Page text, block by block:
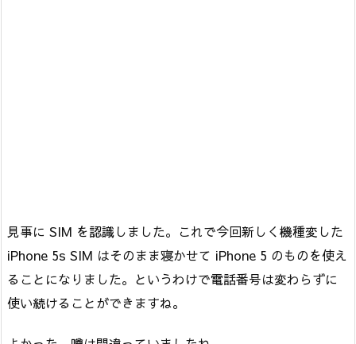
見事に SIM を認識しました。これで今回新しく機種変した
iPhone 5s SIM はそのまま寝かせて iPhone 5 のものを使え
ることになりました。というわけで電話番号は変わらずに
使い続けることができますね。